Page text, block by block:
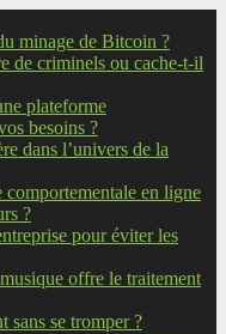
minage de Bitcoin ?
de criminels ou cache-t-il
plateforme
besoins ?
dans l’univers de la
comportementale en ligne
?
pour éviter les
offre le traitement
sans se tromper ?